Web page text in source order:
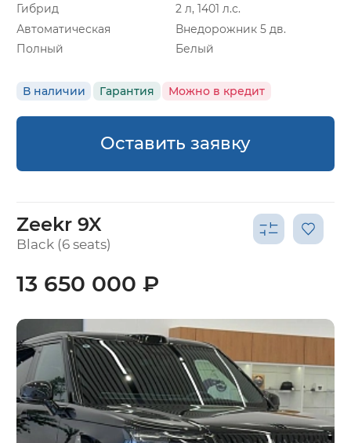
Гибрид
2 л, 1401 л.с.
Автоматическая
Внедорожник 5 дв.
Полный
Белый
В наличии Гарантия Можно в кредит
Оставить заявку
Zeekr 9X
Black (6 seats)
13 650 000 ₽